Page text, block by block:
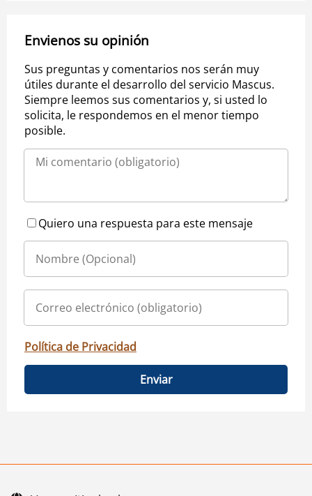
Envienos su opinión
Sus preguntas y comentarios nos serán muy
útiles durante el desarrollo del servicio Mascus.
Siempre leemos sus comentarios y, si usted lo
solicita, le respondemos en el menor tiempo
posible.
Quiero una respuesta para este mensaje
Política de Privacidad
Enviar